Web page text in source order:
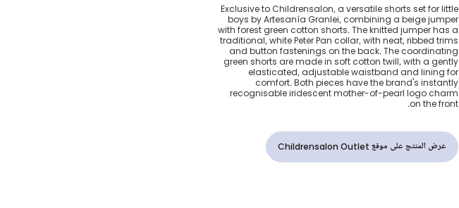
أخضر وبيج للأولاد
Exclusive to Childrensalon, a versatile shorts set for little
boys by Artesanía Granlei, combining a beige jumper
with forest green cotton shorts. The knitted jumper has a
traditional, white Peter Pan collar, with neat, ribbed trims
and button fastenings on the back. The coordinating
green shorts are made in soft cotton twill, with a gently
elasticated, adjustable waistband and lining for
comfort. Both pieces have the brand's instantly
recognisable iridescent mother-of-pearl logo charm
on the front.
عرض المنتج على موقع Childrensalon Outlet